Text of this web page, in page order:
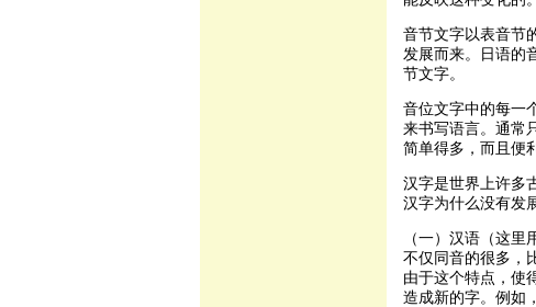
音节文字以表音节
发展而来。日语的
节文字。
音位文字中的每一
来书写语言。通常
简单得多，而且便
汉字是世界上许多
汉字为什么没有发
（一）汉语（这里
不仅同音的很多，
由于这个特点，使
造成新的字。例如